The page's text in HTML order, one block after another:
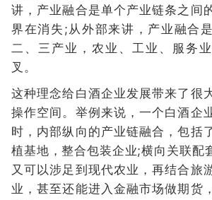
讲，产业融合是单个产业链条之间
界在消失;从外部来讲，产业融合
二、三产业，农业、工业、服务
叉。
这种理念给白酒企业发展带来了很
操作空间。举例来说，一个白酒企
时，内部纵向的产业链融合，包括
植基地，整合包装企业;横向关联配
又可以涉足到现代农业，再结合旅
业，甚至还能进入金融市场做期货